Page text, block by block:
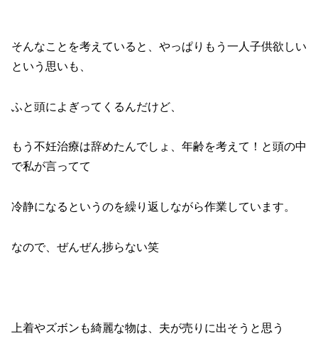
そんなことを考えていると、やっぱりもう一人子供欲しい
という思いも、
ふと頭によぎってくるんだけど、
もう不妊治療は辞めたんでしょ、年齢を考えて！と頭の中
で私が言ってて
冷静になるというのを繰り返しながら作業しています。
なので、ぜんぜん捗らない笑
上着やズボンも綺麗な物は、夫が売りに出そうと思う